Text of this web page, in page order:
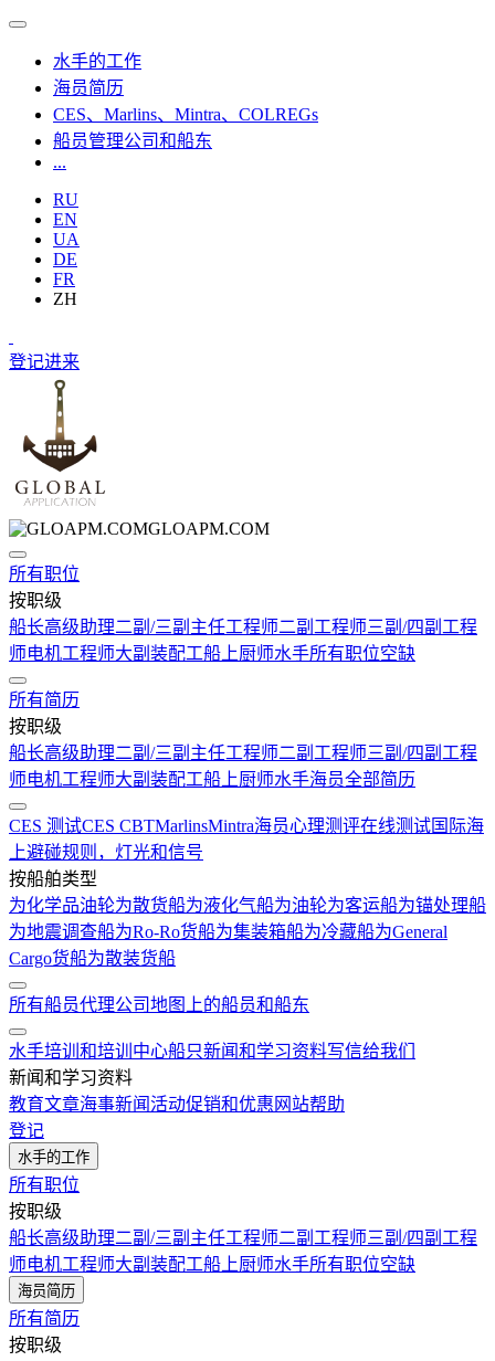
水手的工作
海员简历
CES、Marlins、Mintra、COLREGs
船员管理公司和船东
...
RU
EN
UA
DE
FR
ZH
登记进来
GLOAPM.COM
所有职位
按职级
船长高级助理二副/三副 主任工程师二副工程师三副/四副工程
师电机工程师大副 装配工船上厨师水手所有职位空缺
所有简历
按职级
船长高级助理二副/三副 主任工程师二副工程师三副/四副工程
师电机工程师大副 装配工船上厨师水手海员全部简历
CES 测试CES CBTMarlinsMintra海员心理测评在线测试国际海
上避碰规则，灯光和信号
按船舶类型
为化学品油轮为散货船为液化气船为油轮为客运船为锚处理船
为地震调查船为Ro-Ro货船为集装箱船为冷藏船为General
Cargo货船为散装货船
所有船员代理公司地图上的船员和船东
水手培训和培训中心船只新闻和学习资料写信给我们
新闻和学习资料
教育文章海事新闻活动促销和优惠 网站帮助
登记
水手的工作
所有职位
按职级
船长高级助理二副/三副 主任工程师二副工程师三副/四副工程
师电机工程师大副 装配工船上厨师水手所有职位空缺
海员简历
所有简历
按职级